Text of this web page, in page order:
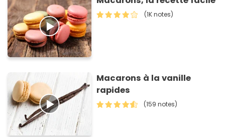
(1K notes)
Macarons à la vanille
rapides
(159 notes)